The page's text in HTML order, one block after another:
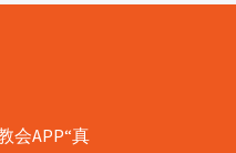
会APP“真